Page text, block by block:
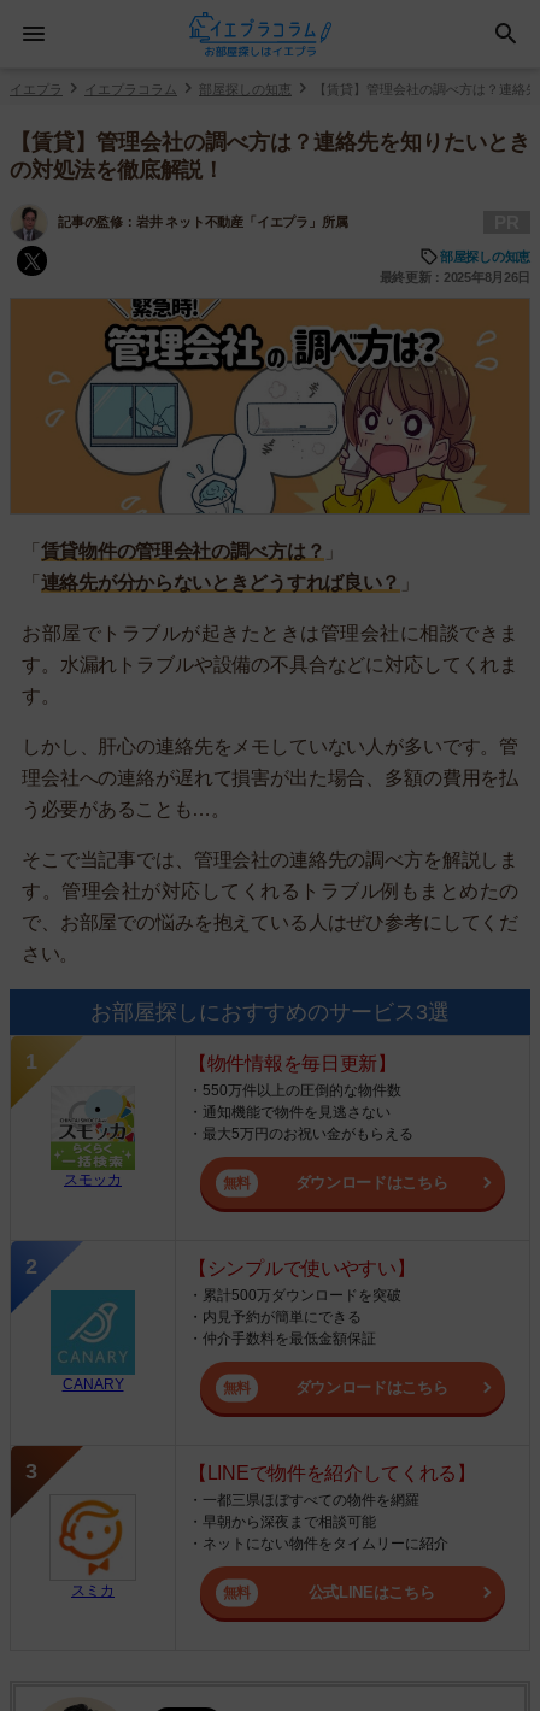
イエプラ イエプラコラム 部屋探しの知恵 【賃貸】管理会社の調べ方は？連絡
【賃貸】管理会社の調べ方は？連絡先を知りたいとき
の対処法を徹底解説！
記事の監修： 岩井 ネット不動産「イエプラ」所属
部屋探しの知恵
最終更新：2025年8月26日
「 賃貸物件の管理会社の調べ方は？ 」
「 連絡先が分からないときどうすれば良い？ 」
お部屋でトラブルが起きたときは管理会社に相談できま
す。水漏れトラブルや設備の不具合などに対応してくれま
す。
しかし、肝心の連絡先をメモしていない人が多いです。管
理会社への連絡が遅れて損害が出た場合、多額の費用を払
う必要があることも…。
そこで当記事では、管理会社の連絡先の調べ方を解説しま
す。管理会社が対応してくれるトラブル例もまとめたの
で、お部屋での悩みを抱えている人はぜひ参考にしてくだ
さい。
お部屋探しにおすすめのサービス3選
スモッカ
【物件情報を毎日更新】
・550万件以上の圧倒的な物件数
・通知機能で物件を見逃さない
・最大5万円のお祝い金がもらえる
ダウンロードはこちら
CANARY
【シンプルで使いやすい】
・累計500万ダウンロードを突破
・内見予約が簡単にできる
・仲介手数料を最低金額保証
ダウンロードはこちら
スミカ
【LINEで物件を紹介してくれる】
・一都三県ほぼすべての物件を網羅
・早朝から深夜まで相談可能
・ネットにない物件をタイムリーに紹介
公式LINEはこちら